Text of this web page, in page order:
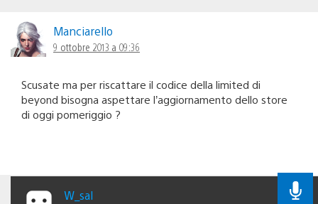
Manciarello
9 ottobre 2013 a 09:36
Scusate ma per riscattare il codice della limited di
beyond bisogna aspettare l’aggiornamento dello store
di oggi pomeriggio ?
W_sal